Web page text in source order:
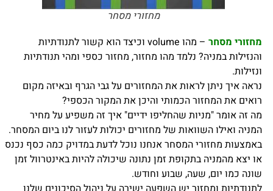
מחזורי מסחר
מחזורי מסחר–
מהו volume וכיצד הוא קשור לתנודתיות
והנזילות במניה? נלמד מהו מחזור, מחזור כספי ומהי תנודתיות
ונזילות.
נראה איך ניתן לראות את המחזורים על גבי הגרף ובאיזה מקום
רואים את המחזור הכמותי והיכן את המקור הכספי?
מה זה אומר "מניות שהחליפו ידיים" איך זה משפיע על מחיר
המניה ואילו השוואות של מחזורים יכולות לעזור לנו ביום המסחר.
באמצעות מחזורי המסחר אנחנו נוכל לדעת במדויק כמה כסף נכנס
או יצא מהמניה בתקופת זמן נתונה שיכולה להיות באינטרוול זמן
שונה כמו יום, שעה, שבוע וחודש.